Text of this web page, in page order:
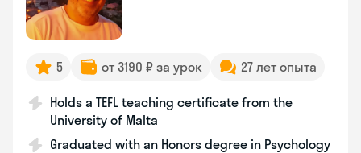
5 от 3190 ₽ за урок 27 лет опыта
Holds a TEFL teaching certificate from the
University of Malta
Graduated with an Honors degree in Psychology